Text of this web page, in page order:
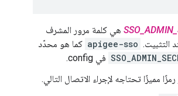
هي كلمة مرور المشرف
التثبيت. apigee-sso كما هو محدّد
في config.
مميزًا تحتاجه لإجراء الاتصال التالي.